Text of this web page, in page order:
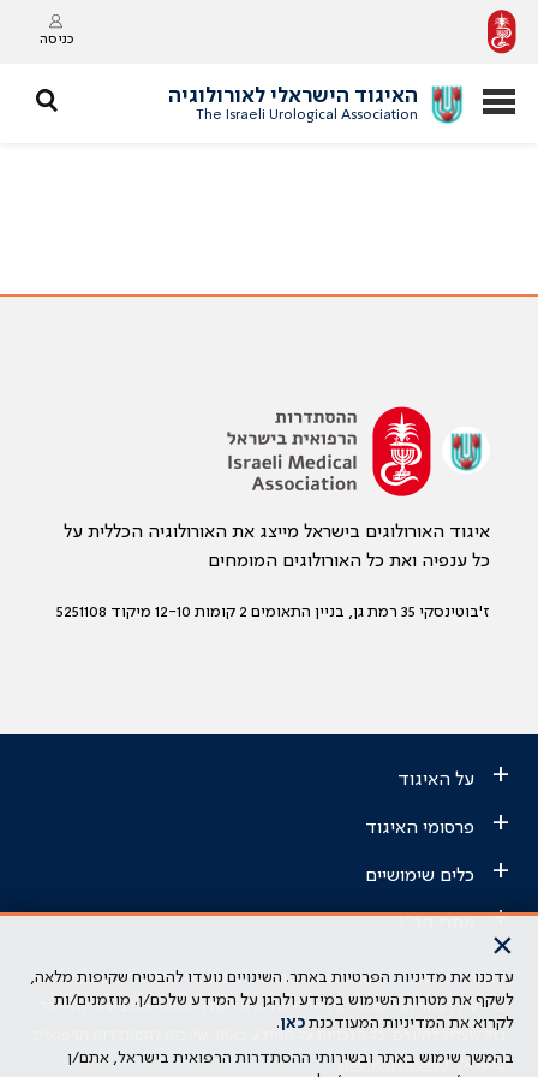
כניסה
האיגוד הישראלי לאורולוגיה
The Israeli Urological Association
איגוד האורולוגים בישראל מייצג את האורולוגיה הכללית על
כל ענפיה ואת כל האורולוגים המומחים
ז'בוטינסקי 35 רמת גן, בניין התאומים 2 קומות 12-10 מיקוד 5251108
+ על האיגוד
+ פרסומי האיגוד
+ כלים שימושיים
+
הבהרה משפטית: כל נושא המופיע באתר זה נועד להשכלה בלבד ואין לראות
בו ייעוץ רפואי או משפטי. אין הר"י אחראית לתוכן המתפרסם באתר זה ולכל
נזק שעלול להיגרם. כל הזכויות על המידע באתר שייכות להסתדרות הרפואית
בישראל.מדיניות הפרטיות
×
עדכנו את מדיניות הפרטיות באתר. השינויים נועדו להבטיח שקיפות מלאה,
לשקף את מטרות השימוש במידע ולהגן על המידע שלכם/ן. מוזמנים/ות
לקרוא את המדיניות המעודכנת כאן.
בהמשך שימוש באתר ובשירותי ההסתדרות הרפואית בישראל, אתם/ן